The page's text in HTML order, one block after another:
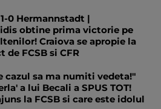
0 Hermannstadt |
obtine prima victorie pe
Craiova se apropie la
de FCSB si CFR
cazul sa ma numiti vedeta!"
a lui Becali a SPUS TOT!
la FCSB si care este idolul